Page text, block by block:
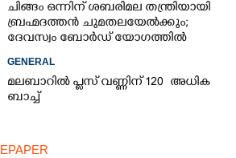
ചിങ്ങം ഒന്നിന് ശബരിമല തന്ത്രിയായി
ബ്രഹ്മദത്തൻ ചുമതലയേൽക്കും;
ദേവസ്വം ബോർഡ് യോഗത്തിൽ
തീരുമാനം
GENERAL
മലബാറിൽ പ്ലസ് വണ്ണിന് 120 അധിക
ബാച്ച്
EPAPER